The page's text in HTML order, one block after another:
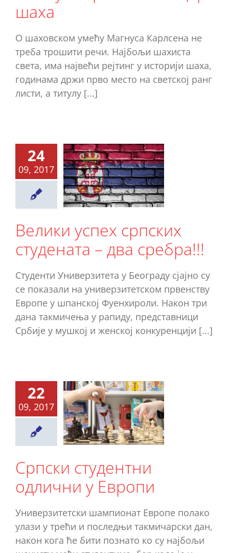
шаха
О шаховском умећу Магнуса Карлсена не
треба трошити речи. Најбољи шахиста
света, има највећи рејтинг у историји шаха,
годинама држи прво место на светској ранг
листи, а титулу [...]
24
09, 2017
–
два
Велики успех српских
студената – два сребра!!!
Студенти Универзитета у Београду сјајно су
се показали на универзитетском првенству
Европе у шпанској Фуенхироли. Након три
дана такмичења у рапиду, представници
Србије у мушкој и женској конкуренцији [...]
22
09, 2017
у
НовоСрпски студентни
одлични у Европи
Универзитетски шампионат Европе полако
улази у трећи и последњи такмичарски дан,
након кога ће бити познато ко су најбољи